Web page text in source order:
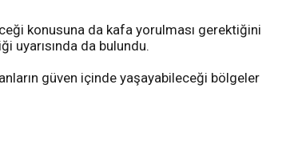
konusuna da kafa yorulması gerektiğini
uyarısında da bulundu.
güven içinde yaşayabileceği bölgeler